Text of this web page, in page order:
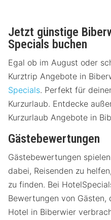
Jetzt günstige
Specials buchen
Egal ob im August oder
Kurztrip Angebote in
Specials. Perfekt für
Kurzurlaub. Entdecke
Kurzurlaub Angebote in
Gästebewertungen
Gästebewertungen
dabei, Reisenden zu
zu finden. Bei
Bewertungen von Gästen,
Hotel in Biberwier